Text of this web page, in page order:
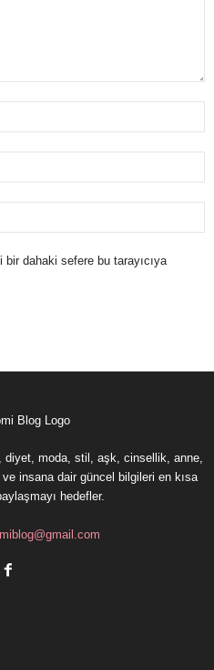
dahaki sefere bu tarayıcıya
diyet, moda, stil, aşk, cinsellik, anne,
insana dair güncel bilgileri en kısa
hedefler.